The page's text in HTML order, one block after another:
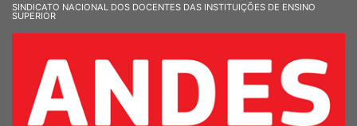
SINDICATO NACIONAL DOS DOCENTES DAS INSTITUIÇÕES DE ENSINO
SUPERIOR